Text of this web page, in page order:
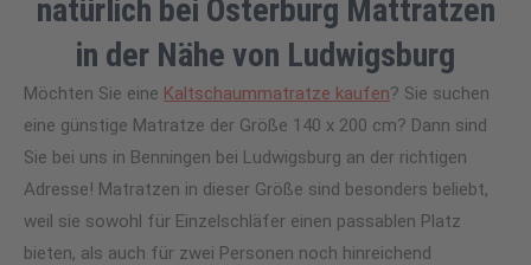
natürlich bei Osterburg Mattratzen
in der Nähe von Ludwigsburg
Möchten Sie eine Kaltschaummatratze kaufen? Sie suchen
eine günstige Matratze der Größe 140 x 200 cm? Dann sind
Sie bei uns in Benningen bei Ludwigsburg an der richtigen
Adresse! Matratzen in dieser Größe sind besonders beliebt,
weil sie sowohl für Einzelschläfer einen passablen Platz
bieten, als auch für zwei Personen noch hinreichend